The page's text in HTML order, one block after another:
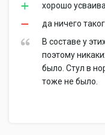
хорошо
да ничего
В составе у
поэтому
было. Стул в
тоже не было.